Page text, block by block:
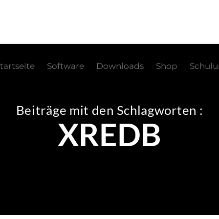
Software Downloads Shop
Beiträge mit den Schlagworten :
XREDB